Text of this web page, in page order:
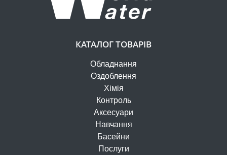
КАТАЛОГ ТОВАРІВ
Обладнання
Оздоблення
Хімія
Контроль
Аксесуари
Навчання
Басейни
Послуги